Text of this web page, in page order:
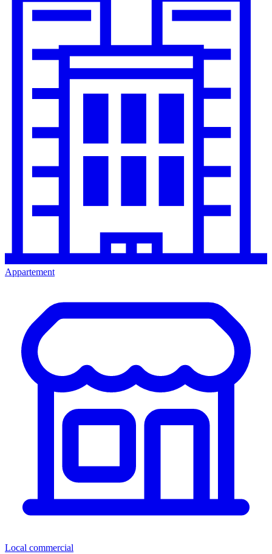
Appartement
Local commercial